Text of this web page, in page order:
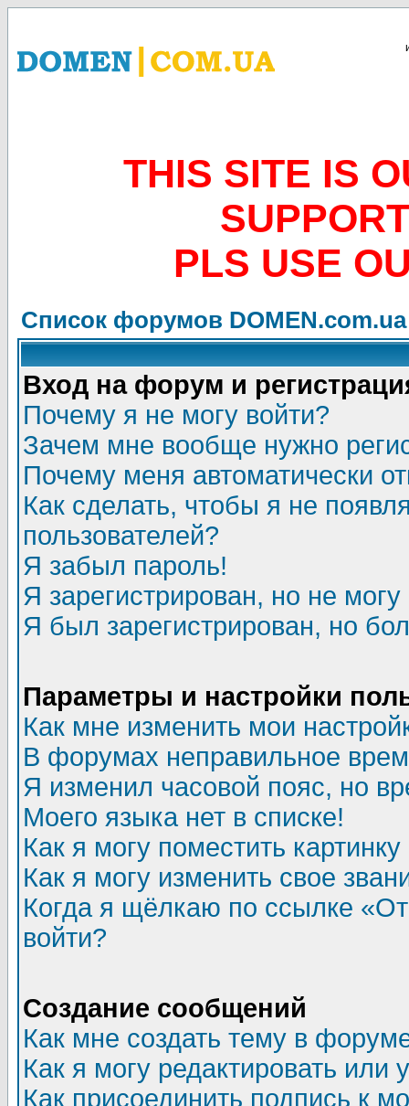
THIS SITE IS
PLS USE
Список форумов DOMEN.com.ua
Вход на форум и
Почему я не могу войти?
Зачем мне вообще нужно
Почему меня автоматически
Как сделать, чтобы я не
пользователей?
Я забыл пароль!
Я зарегистрирован, но не могу
Я был зарегистрирован, но
Параметры и настройки
Как мне изменить мои
В форумах неправильное
Я изменил часовой пояс, но
Моего языка нет в списке!
Как я могу поместить
Как я могу изменить свое
Когда я щёлкаю по ссылке
войти?
Создание сообщений
Как мне создать тему в
Как я могу редактировать или
Как присоединить подпись к